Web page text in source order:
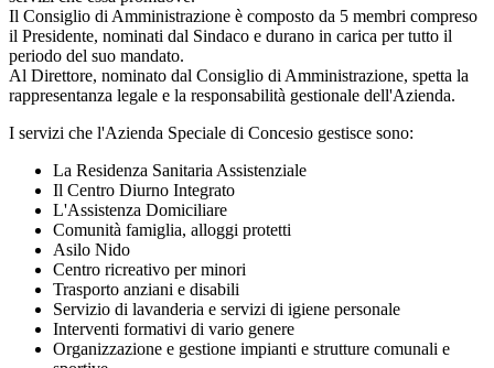
Il Consiglio di Amministrazione è composto da 5 membri compreso
il Presidente, nominati dal Sindaco e durano in carica per tutto il
periodo del suo mandato.
Al Direttore, nominato dal Consiglio di Amministrazione, spetta la
rappresentanza legale e la responsabilità gestionale dell'Azienda.
I servizi che l'Azienda Speciale di Concesio gestisce sono:
La Residenza Sanitaria Assistenziale
Il Centro Diurno Integrato
L'Assistenza Domiciliare
Comunità famiglia, alloggi protetti
Asilo Nido
Centro ricreativo per minori
Trasporto anziani e disabili
Servizio di lavanderia e servizi di igiene personale
Interventi formativi di vario genere
Organizzazione e gestione impianti e strutture comunali e